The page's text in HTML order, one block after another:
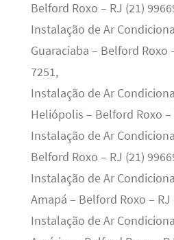
Belford Roxo – RJ (21)
Instalação de Ar
Guaraciaba – Belford Roxo
7251,
Instalação de Ar
Heliópolis – Belford Roxo –
Instalação de Ar
Belford Roxo – RJ (21)
Instalação de Ar
Amapá – Belford Roxo – RJ
Instalação de Ar